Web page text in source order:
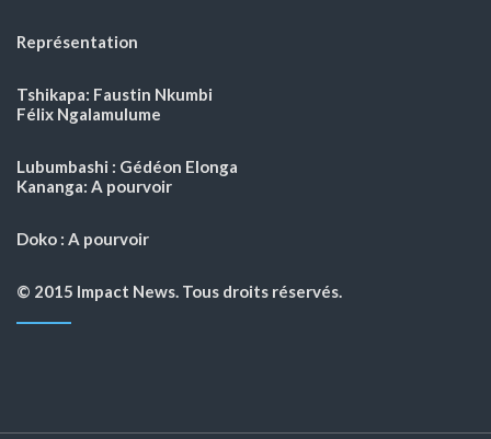
Représentation
Tshikapa: Faustin Nkumbi
Félix Ngalamulume
Lubumbashi : Gédéon Elonga
Kananga: A pourvoir
Doko : A pourvoir
© 2015 Impact News. Tous droits réservés.